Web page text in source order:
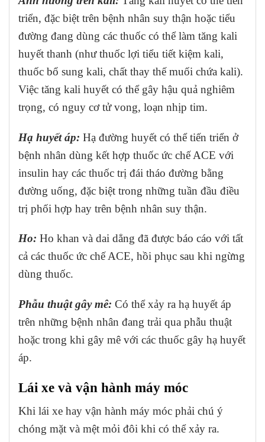
triển, đặc biệt trên bệnh nhân suy thận hoặc tiểu
đường đang dùng các thuốc có thể làm tăng kali
huyết thanh (như thuốc lợi tiểu tiết kiệm kali,
thuốc bổ sung kali, chất thay thế muối chứa kali).
Việc tăng kali huyết có thể gây hậu quả nghiêm
trọng, có nguy cơ tử vong, loạn nhịp tim.
Hạ huyết áp: Hạ đường huyết có thể tiến triển ở
bệnh nhân dùng kết hợp thuốc ức chế ACE với
insulin hay các thuốc trị đái tháo đường bằng
đường uống, đặc biệt trong những tuần đầu điều
trị phối hợp hay trên bệnh nhân suy thận.
Ho: Ho khan và dai dẳng đã được báo cáo với tất
cả các thuốc ức chế ACE, hồi phục sau khi ngừng
dùng thuốc.
Phẫu thuật gây mê: Có thể xảy ra hạ huyết áp
trên những bệnh nhân đang trải qua phẫu thuật
hoặc trong khi gây mê với các thuốc gây hạ huyết
áp.
Lái xe và vận hành máy móc
Khi lái xe hay vận hành máy móc phải chú ý
chóng mặt và mệt mỏi đôi khi có thể xảy ra.